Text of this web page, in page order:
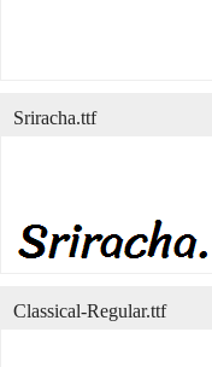
Sriracha.ttf
Classical-Regular.ttf